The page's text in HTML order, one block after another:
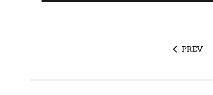
PREV